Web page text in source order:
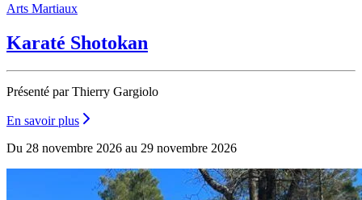
Arts Martiaux
Karaté Shotokan
Présenté par Thierry Gargiolo
En savoir plus
Du 28 novembre 2026 au 29 novembre 2026